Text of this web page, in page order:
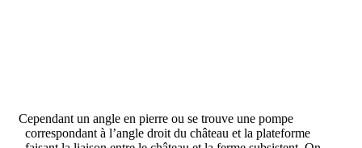
Cependant un angle en pierre ou se trouve une pompe
correspondant à l’angle droit du château et la plateforme